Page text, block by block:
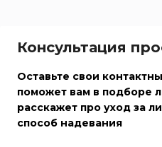
Консультация
Оставьте свои
поможет вам в подборе
расскажет про уход за
способ надевания